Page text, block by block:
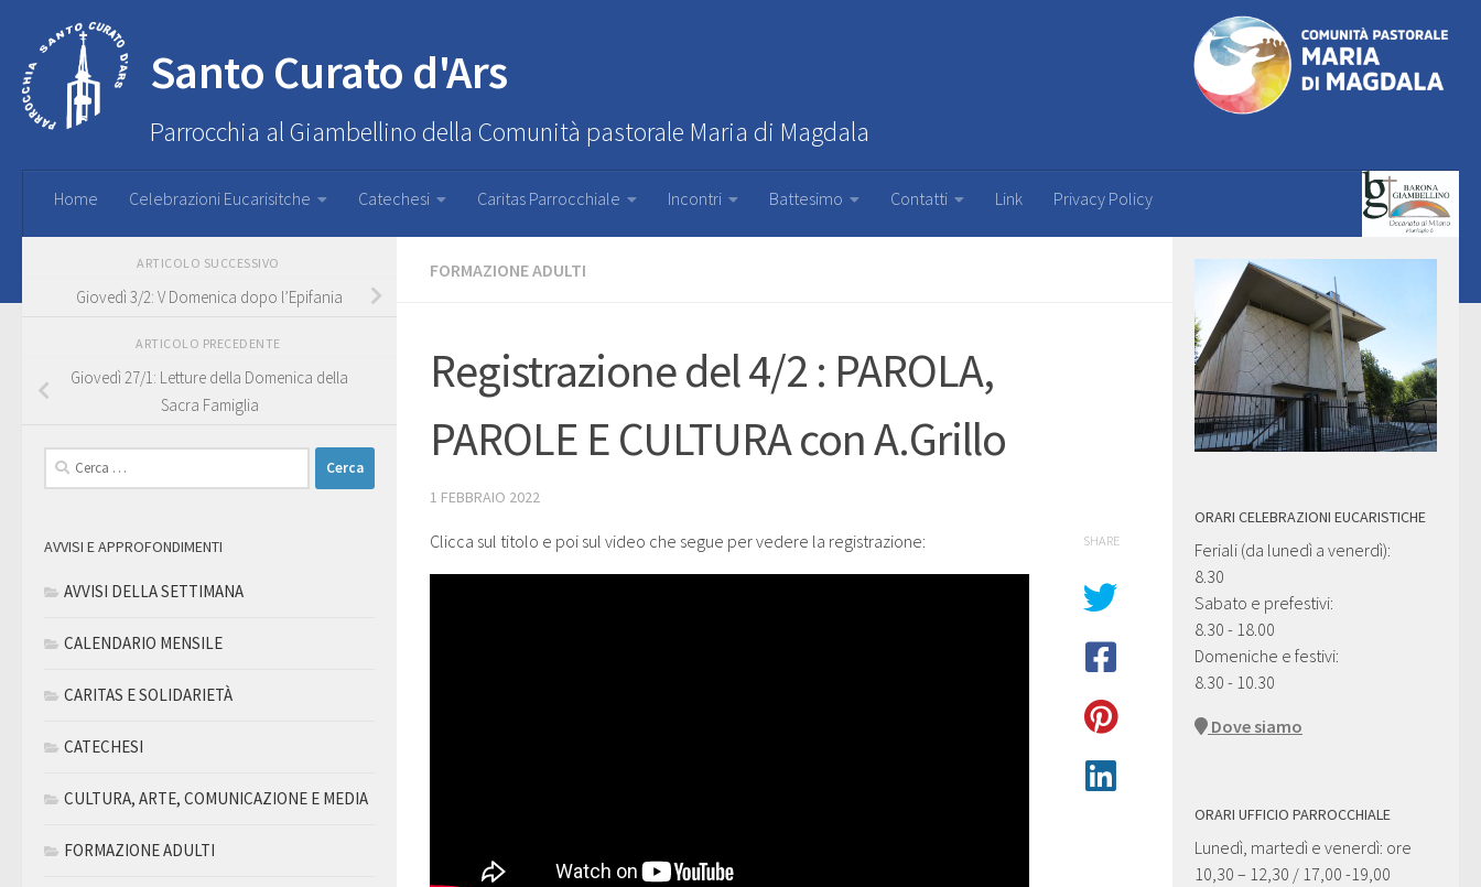
Santo Curato d'Ars
Parrocchia al Giambellino della Comunità pastorale Maria di Magdala
Home Celebrazioni Eucarisitche Catechesi Caritas Parrocchiale Incontri Battesimo Contatti Link Privacy Policy
FORMAZIONE ADULTI
Registrazione del 4/2 : PAROLA,
PAROLE E CULTURA con A.Grillo
1 FEBBRAIO 2022
Clicca sul titolo e poi sul video che segue per vedere la registrazione: SHARE
ARTICOLO SUCCESSIVO
Giovedì 3/2: V Domenica dopo l’Epifania
ARTICOLO PRECEDENTE
Giovedì 27/1: Letture della Domenica della
Sacra Famiglia
Ricerca
per:
AVVISI E APPROFONDIMENTI
AVVISI DELLA SETTIMANA
CALENDARIO MENSILE
CARITAS E SOLIDARIETÀ
CATECHESI
CULTURA, ARTE, COMUNICAZIONE E MEDIA
FORMAZIONE ADULTI
ORARI CELEBRAZIONI EUCARISTICHE
Feriali (da lunedì a venerdì):
8.30
Sabato e prefestivi:
8.30 - 18.00
Domeniche e festivi:
8.30 - 10.30
Dove siamo
ORARI UFFICIO PARROCCHIALE
Lunedì, martedì e venerdì: ore
10,30 – 12,30 / 17,00 -19,00